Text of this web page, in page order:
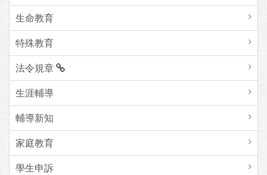
生命教育
特殊教育
法令規章
生涯輔導
輔導新知
家庭教育
學生申訴